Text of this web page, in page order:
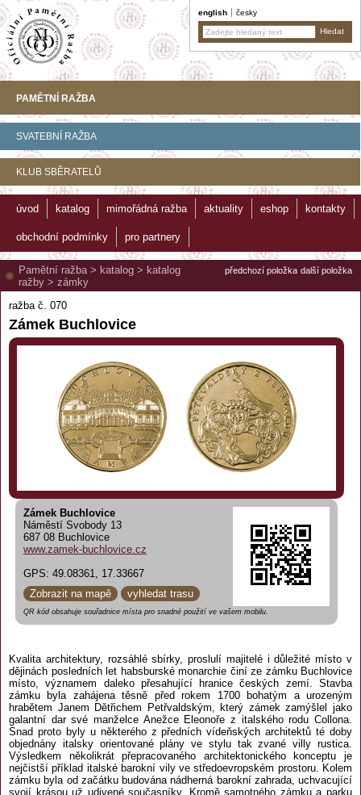
english česky
PAMĚTNÍ RAŽBA
SVATEBNÍ RAŽBA
KLUB SBĚRATELŮ
úvod katalog mimořádná ražba aktuality eshop kontakty
obchodní podmínky pro partnery
předchozí položka další položka
Pamětní ražba> katalog > katalog
ražby > zámky
ražba č. 070
Zámek Buchlovice
Zámek Buchlovice
Náměstí Svobody 13
687 08 Buchlovice
www.zamek-buchlovice.cz
GPS: 49.08361, 17.33667
Zobrazit na mapě
vyhledat trasu
QR kód obsahuje souřadnice místa pro snadné použití ve vašem mobilu.
Kvalita architektury, rozsáhlé sbírky, proslulí majitelé i důležité místo v
dějinách posledních let habsburské monarchie činí ze zámku Buchlovice
místo, významem daleko přesahující hranice českých zemí. Stavba
zámku byla zahájena těsně před rokem 1700 bohatým a urozeným
hrabětem Janem Dětřichem Petřvaldským, který zámek zamýšlel jako
galantní dar své manželce Anežce Eleonoře z italského rodu Collona.
Snad proto byly u některého z předních vídeňských architektů té doby
objednány italsky orientované plány ve stylu tak zvané villy rustica.
Výsledkem několikrát přepracovaného architektonického konceptu je
nejčistší příklad italské barokní vily ve středoevropském prostoru. Kolem
zámku byla od začátku budována nádherná barokní zahrada, uchvacující
svojí krásou už udivené současníky. Kromě samotného zámku a parku